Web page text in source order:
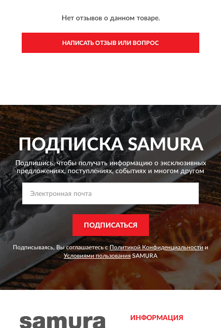
Нет отзывов о данном товаре.
НАПИСАТЬ ОТЗЫВ ИЛИ ВОПРОС
ПОДПИСКАSAMURA
Подпишись, чтобы получать информацию о эксклюзивных
предложениях, поступлениях, событиях и многом другом
ПОДПИСАТЬСЯ
Подписываясь, Вы соглашаетесь сПолитикой Конфиденциальности и
Условиями пользования SAMURA
ИНФОРМАЦИЯ